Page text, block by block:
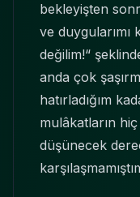
bekleyişten
ve duygularımı
değilim!“
anda çok
hatırladığım
mulâkatların
düşünecek